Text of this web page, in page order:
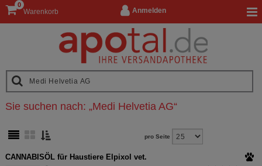
Anmelden
Warenkorb
0
Sie suchen nach: „Medi Helvetia AG“
pro Seite
CANNABISÖL für Haustiere Elpixol vet.